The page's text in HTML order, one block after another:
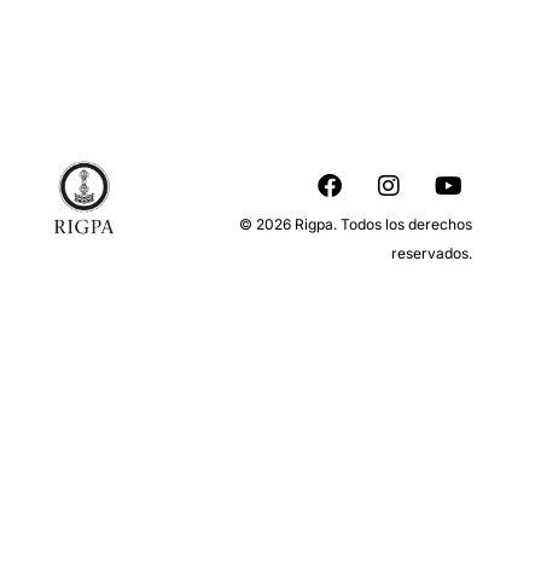
© 2026 Rigpa. Todos los derechos
reservados.